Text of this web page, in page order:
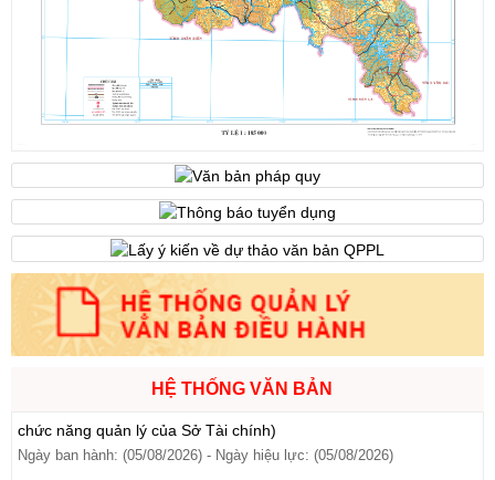
HỆ THỐNG VĂN BẢN
đất đối với 04 thửa đất thương mại, dịch vụ năm 2026 trên địa
bàn tỉnh Lai Châu)
- Ngày hiệu lực: (07/08/2026)
Số:6731/UBND-KTN
303/2026/NĐ-CP ngày 01/8/2026 của Chính phủ sửa đổi, bổ
sung một số điều của Nghị định số 32/2024/NĐ-CP ngày
15/3/2024 của Chính phủ về quản lý, phát triển cụm công nghiệp)
Ngày ban hành: (06/08/2026)
Số:
1701/QĐ-UBND
Tên:(Quyết định Về việc công bố thủ tục hành chính được sửa
đổi, bổ sung và phê duyệt Quy trình nội bộ giải quyết trong lĩnh
vực thành lập và hoạt động của hộ kinh doanh thuộc phạm vi
chức năng quản lý của Sở Tài chính)
Ngày ban hành: (05/08/2026) -Ngày hiệu lực: (05/08/2026)